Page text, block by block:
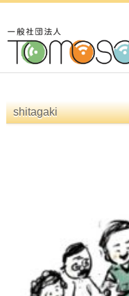
shitagaki